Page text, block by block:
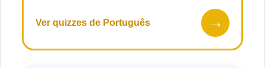
Ver quizzes de Português →